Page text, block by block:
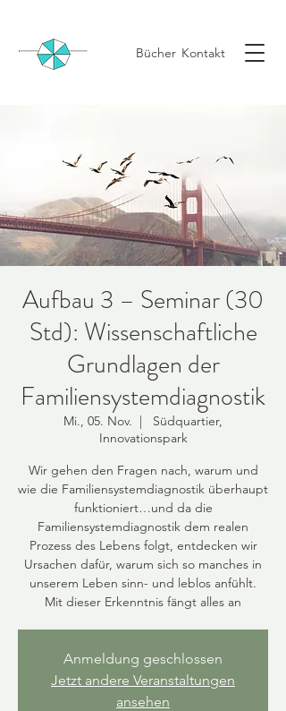
Bücher Kontakt
Aufbau 3 – Seminar (30
Std): Wissenschaftliche
Grundlagen der
Familiensystemdiagnostik
Mi., 05. Nov.
  |
Südquartier,
Innovationspark
Wir gehen den Fragen nach, warum und
wie die Familiensystemdiagnostik überhaupt
funktioniert…und da die
Familiensystemdiagnostik dem realen
Prozess des Lebens folgt, entdecken wir
Ursachen dafür, warum sich so manches in
unserem Leben sinn- und leblos anfühlt.
Mit dieser Erkenntnis fängt alles an
Anmeldung geschlossen
Jetzt andere Veranstaltungen
ansehen